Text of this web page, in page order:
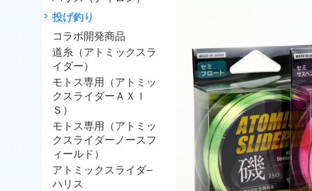
投げ釣り
コラボ開発商品
道糸（アトミックスラ
イダー）
モトス専用（アトミッ
クスライダーＡＸＩ
Ｓ）
モトス専用（アトミッ
クスライダーノースフ
ィールド）
アトミックスライダ―
ハリス